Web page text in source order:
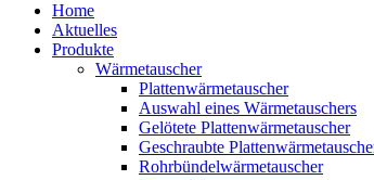
Home
Aktuelles
Produkte
Wärmetauscher
Plattenwärmetauscher
Auswahl eines Wärmetauschers
Gelötete Plattenwärmetauscher
Geschraubte
Rohrbündelwärmetauscher